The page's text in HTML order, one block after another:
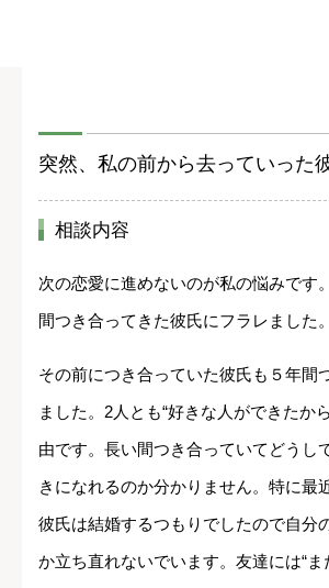
突然、私の前から去っていった
相談内容
次の恋愛に進めないのが私の悩みです
間つき合ってきた彼氏にフラレました。
その前につき合っていた彼氏も５年間
ました。2人とも“好きな人ができたか
由です。長い間つき合っていてどうし
きになれるのか分かりません。特に最
彼氏は結婚するつもりでしたので自分
か立ち直れないでいます。友達には“